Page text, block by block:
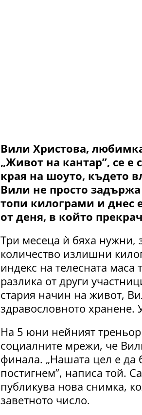
Вили Христова,
„Живот на кантар”, се е
края на шоуто, където
Вили не просто
топи килограми и днес
от деня, в който
Три месеца ѝ бяха нужни,
количество излишни
индекс на телесната
разлика от други
стария начин на живот,
здравословното хранене.
На 5 юни нейният
социалните мрежи, че
финала. „Нашата цел е да
постигнем”, написа той.
публикува нова снимка,
заветното число.